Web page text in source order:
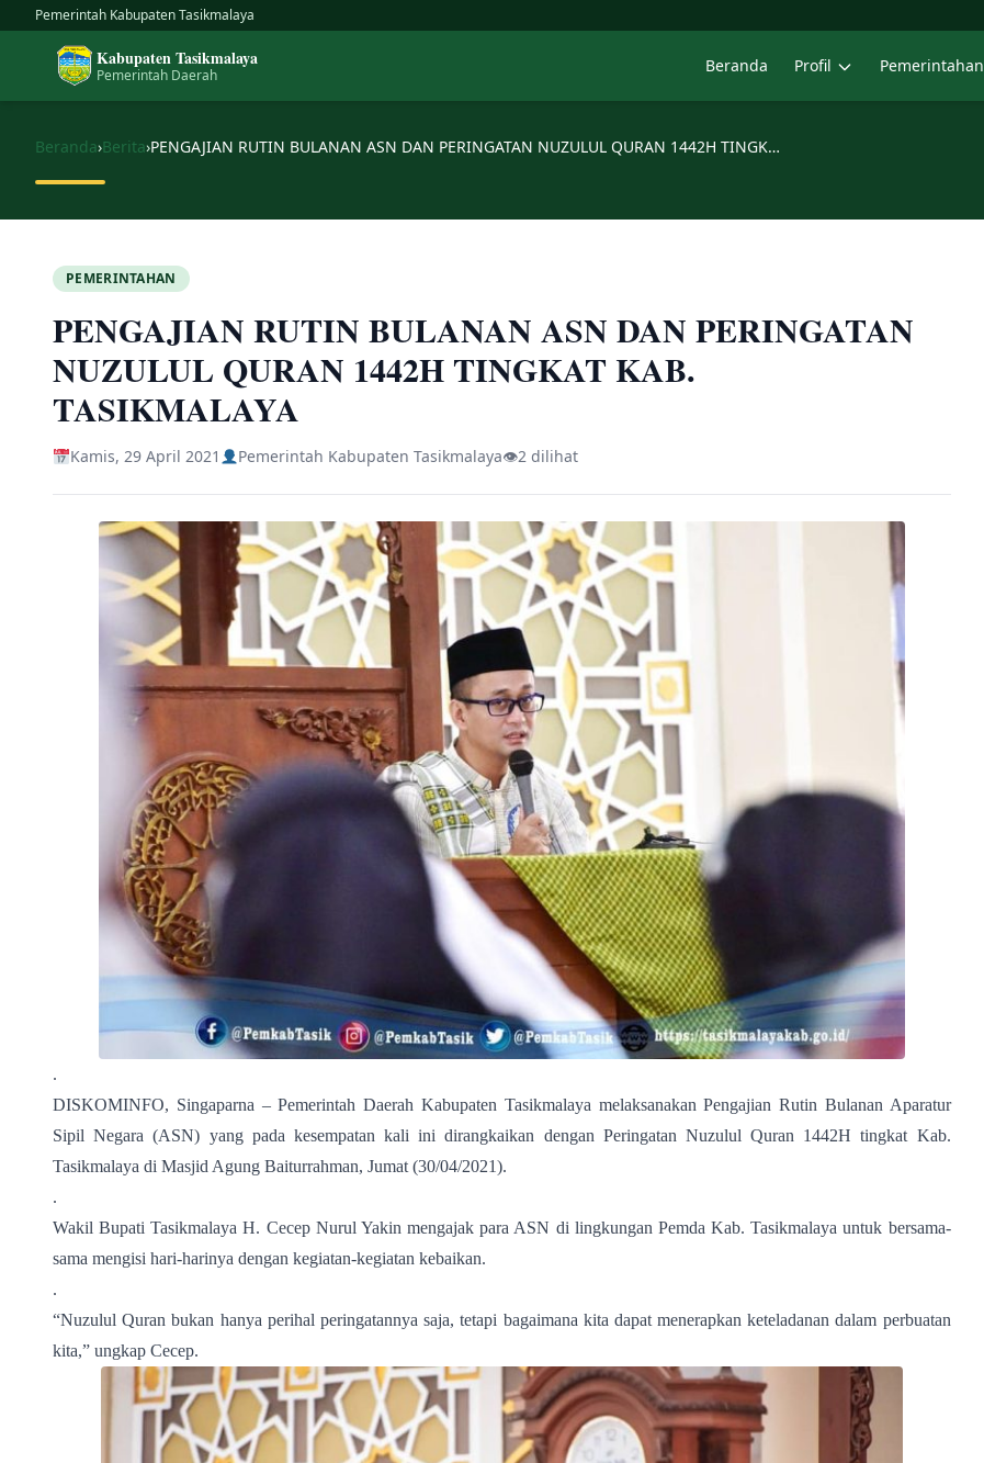
content
Pemerintah Kabupaten Tasikmalaya
Kabupaten Tasikmalaya
Pemerintah Daerah Beranda Profil Pemerintahan
Beranda›Berita› PENGAJIAN RUTIN BULANAN ASN DAN PERINGATAN NUZULUL QURAN 1442H TINGKAT KAB. TASIKMALAYA
PEMERINTAHAN
PENGAJIAN RUTIN BULANAN ASN DAN PERINGATAN
NUZULUL QURAN 1442H TINGKAT KAB.
TASIKMALAYA
Kamis, 29 April 2021 Pemerintah Kabupaten Tasikmalaya👁2 dilihat
.
DISKOMINFO, Singaparna – Pemerintah Daerah Kabupaten Tasikmalaya melaksanakan Pengajian Rutin Bulanan Aparatur
Sipil Negara (ASN) yang pada kesempatan kali ini dirangkaikan dengan Peringatan Nuzulul Quran 1442H tingkat Kab.
Tasikmalaya di Masjid Agung Baiturrahman, Jumat (30/04/2021).
.
Wakil Bupati Tasikmalaya H. Cecep Nurul Yakin mengajak para ASN di lingkungan Pemda Kab. Tasikmalaya untuk bersama-
sama mengisi hari-harinya dengan kegiatan-kegiatan kebaikan.
.
“Nuzulul Quran bukan hanya perihal peringatannya saja, tetapi bagaimana kita dapat menerapkan keteladanan dalam perbuatan
kita,” ungkap Cecep.